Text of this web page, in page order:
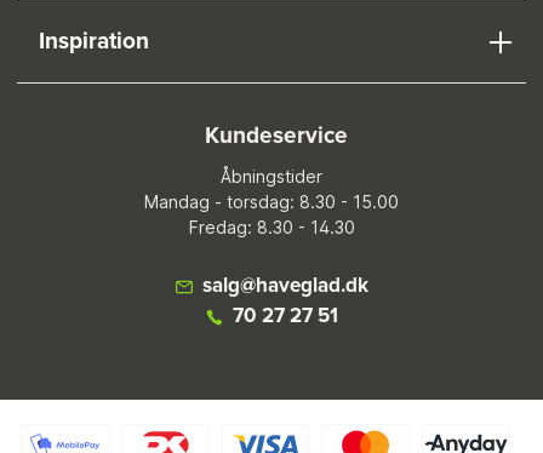
Inspiration
Kundeservice
Åbningstider
Mandag - torsdag: 8.30 - 15.00
Fredag: 8.30 - 14.30
salg@haveglad.dk
70 27 27 51